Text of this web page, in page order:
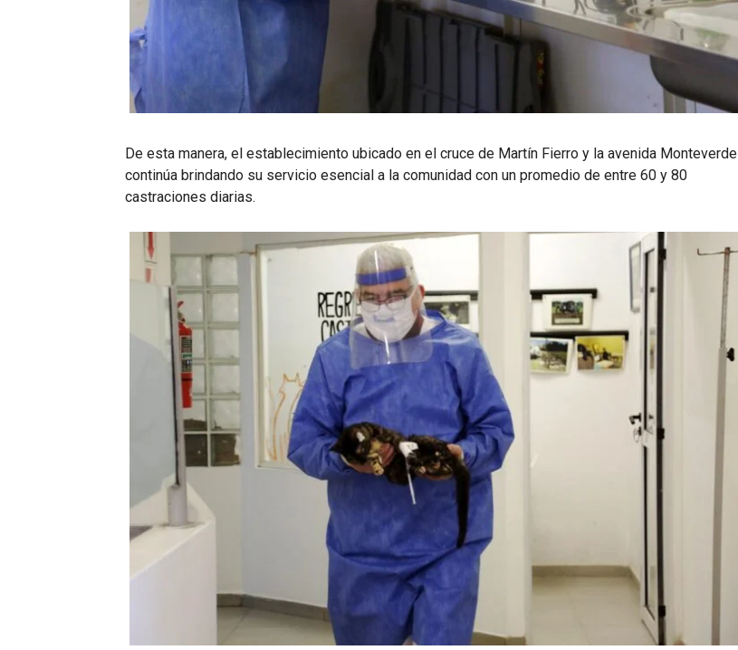
De esta manera, el establecimiento ubicado en el cruce de Martín Fierro y la avenida Monteverde
continúa brindando su servicio esencial a la comunidad con un promedio de entre 60 y 80
castraciones diarias.